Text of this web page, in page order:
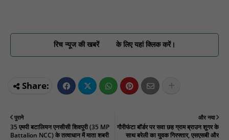
रिच न्यूज की खबरें के लिए यहां क्लिक करें।
और नया
गौरीफंटा बॉर्डर पर सवा छह ग्राम ब्राउन शुगर के
साथ बरेली का युवक गिरफ्तार, एसएसबी और
पुराने
35 एमपी बटालियन एनसीसी शिवपुरी (35 MP
Battalion NCC) के तत्वाधान में माता शबरी